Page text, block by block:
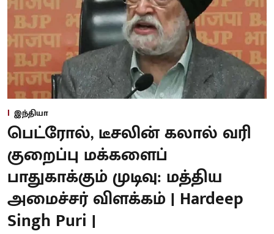
இந்தியா
பெட்ரோல், டீசலின் கலால் வரி
குறைப்பு மக்களைப்
பாதுகாக்கும் முடிவு: மத்திய
அமைச்சர் விளக்கம் | Hardeep
Singh Puri |